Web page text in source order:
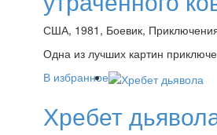
США, 1981, Боевик,
Одна из лучших картин
В избранное
Хребет